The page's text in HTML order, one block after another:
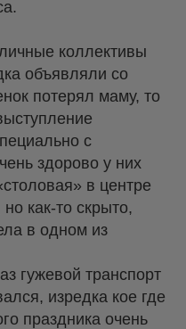
коллективы
объявляли со
потерял маму, то
с
здорово у них
в центре
как-то скрыто,
в одном из
гужевой транспорт
изредка кое где
праздника очень